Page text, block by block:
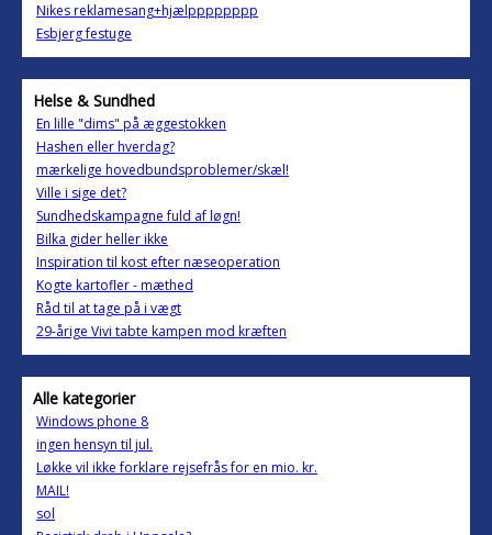
Nikes reklamesang+hjælpppppppp
Esbjerg festuge
Helse & Sundhed
En lille "dims" på æggestokken
Hashen eller hverdag?
mærkelige hovedbundsproblemer/skæl!
Ville i sige det?
Sundhedskampagne fuld af løgn!
Bilka gider heller ikke
Inspiration til kost efter næseoperation
Kogte kartofler - mæthed
Råd til at tage på i vægt
29-årige Vivi tabte kampen mod kræften
Alle kategorier
Windows phone 8
ingen hensyn til jul.
Løkke vil ikke forklare rejsefrås for en mio. kr.
MAIL!
sol